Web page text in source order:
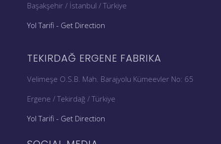
Başakşehir / İstanbul / Türkiye
Yol Tarifi - Get Direction
TEKIRDAĞ ERGENE FABRIKA
Velimeşe O.S.B. Mah. Barajyolu Kümeevler No: 65
Ergene / Tekirdağ / Türkiye
Yol Tarifi - Get Direction